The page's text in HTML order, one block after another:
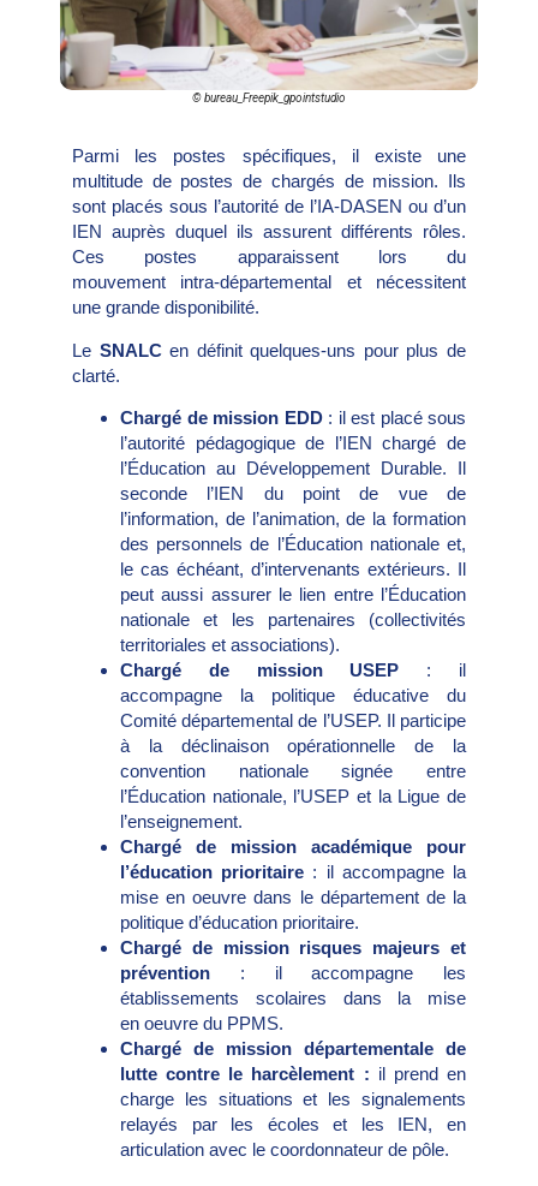
© bureau_Freepik_gpointstudio
Parmi les postes spécifiques, il existe une
multitude de postes de chargés de mission. Ils
sont placés sous l’autorité de l’IA-DASEN ou d’un
IEN auprès duquel ils assurent différents rôles.
Ces postes apparaissent lors du
mouvement intra-départemental et nécessitent
une grande disponibilité.
Le SNALCen définit quelques-uns pour plus de
clarté.
Chargé de mission EDD: il est placé sous
l’autorité pédagogique de l’IEN chargé de
l’Éducation au Développement Durable. Il
seconde l’IEN du point de vue de
l’information, de l’animation, de la formation
des personnels de l’Éducation nationale et,
le cas échéant, d’intervenants extérieurs. Il
peut aussi assurer le lien entre l’Éducation
nationale et les partenaires (collectivités
territoriales et associations).
Chargé de mission USEP : il
accompagne la politique éducative du
Comité départemental de l’USEP. Il participe
à la déclinaison opérationnelle de la
convention nationale signée entre
l’Éducation nationale, l’USEP et la Ligue de
l’enseignement.
Chargé de mission académique pour
l’éducation prioritaire : il accompagne la
mise en oeuvre dans le département de la
politique d’éducation prioritaire.
Chargé de mission risques majeurs et
prévention : il accompagne les
établissements scolaires dans la mise
en oeuvre du PPMS.
Chargé de mission départementale de
lutte contre le harcèlement : il prend en
charge les situations et les signalements
relayés par les écoles et les IEN, en
articulation avec le coordonnateur de pôle.